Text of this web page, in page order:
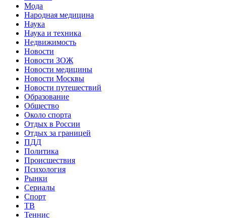
Мода
Народная медицина
Наука
Наука и техника
Недвижимость
Новости
Новости ЗОЖ
Новости медицины
Новости Москвы
Новости путешествий
Образование
Общество
Около спорта
Отдых в России
Отдых за границей
ПДД
Политика
Происшествия
Психология
Рынки
Сериалы
Спорт
ТВ
Теннис